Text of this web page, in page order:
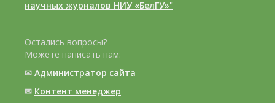
научных журналов НИУ «БелГУ»"
Остались вопросы?
Можете написать нам:
✉ Администратор сайта
✉ Контент менеджер